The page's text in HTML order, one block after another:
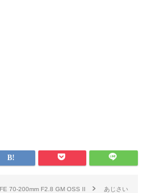
70-200mm F2.8 GM OSS II あじさい